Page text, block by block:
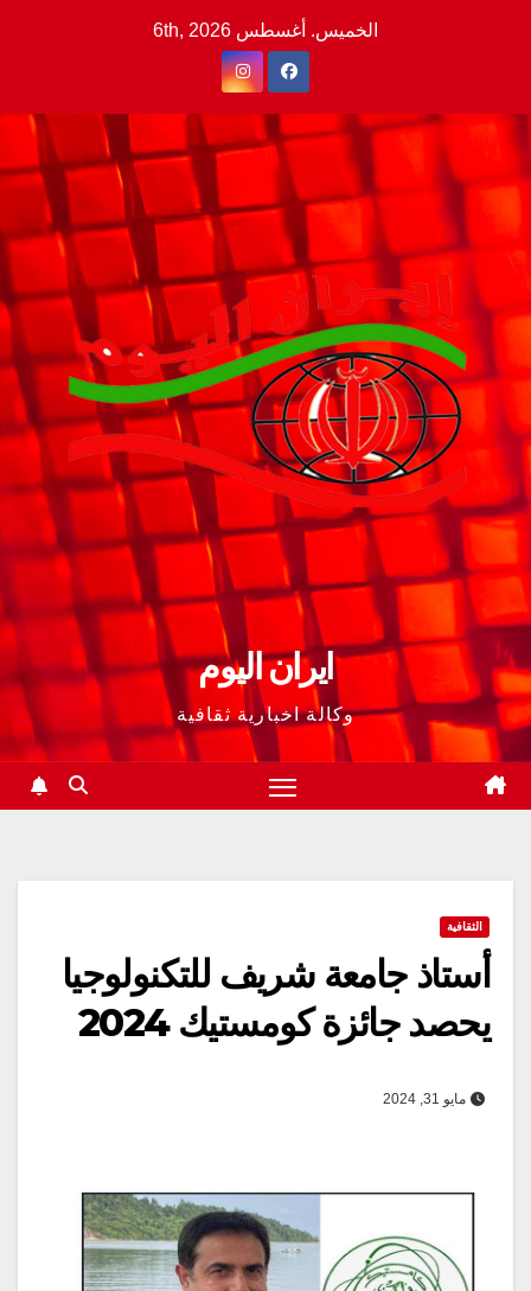
الخميس. أغسطس 6th, 2026
ايران اليوم
وكالة اخبارية ثقافية
الثقافية
أستاذ جامعة شريف للتكنولوجيا
يحصد جائزة كومستيك 2024
مايو 31, 2024